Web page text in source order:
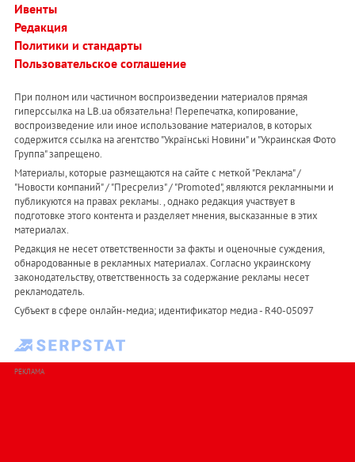
Ивенты
Редакция
Политики и стандарты
Пользовательское соглашение
При полном или частичном воспроизведении материалов прямая
гиперссылка на LB.ua обязательна! Перепечатка, копирование,
воспроизведение или иное использование материалов, в которых
содержится ссылка на агентство "Українськi Новини" и "Украинская Фото
Группа" запрещено.
Материалы, которые размещаются на сайте с меткой "Реклама" /
"Новости компаний" / "Пресрелиз" / "Promoted", являются рекламными и
публикуются на правах рекламы. , однако редакция участвует в
подготовке этого контента и разделяет мнения, высказанные в этих
материалах.
Редакция не несет ответственности за факты и оценочные суждения,
обнародованные в рекламных материалах. Согласно украинскому
законодательству, ответственность за содержание рекламы несет
рекламодатель.
Субъект в сфере онлайн-медиа; идентификатор медиа - R40-05097
РЕКЛАМА